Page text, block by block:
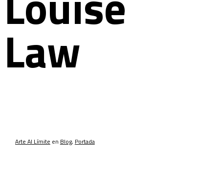
Law
Arte Al Límite en Blog, Portada